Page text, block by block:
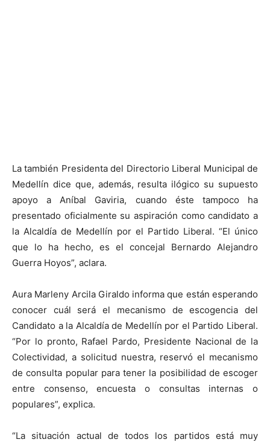
La también Presidenta del Directorio Liberal Municipal de
Medellín dice que, además, resulta ilógico su supuesto
apoyo a Aníbal Gaviria, cuando éste tampoco ha
presentado oficialmente su aspiración como candidato a
la Alcaldía de Medellín por el Partido Liberal. “El único
que lo ha hecho, es el concejal Bernardo Alejandro
Guerra Hoyos”, aclara.
Aura Marleny Arcila Giraldo informa que están esperando
conocer cuál será el mecanismo de escogencia del
Candidato a la Alcaldía de Medellín por el Partido Liberal.
“Por lo pronto, Rafael Pardo, Presidente Nacional de la
Colectividad, a solicitud nuestra, reservó el mecanismo
de consulta popular para tener la posibilidad de escoger
entre consenso, encuesta o consultas internas o
populares”, explica.
“La situación actual de todos los partidos está muy